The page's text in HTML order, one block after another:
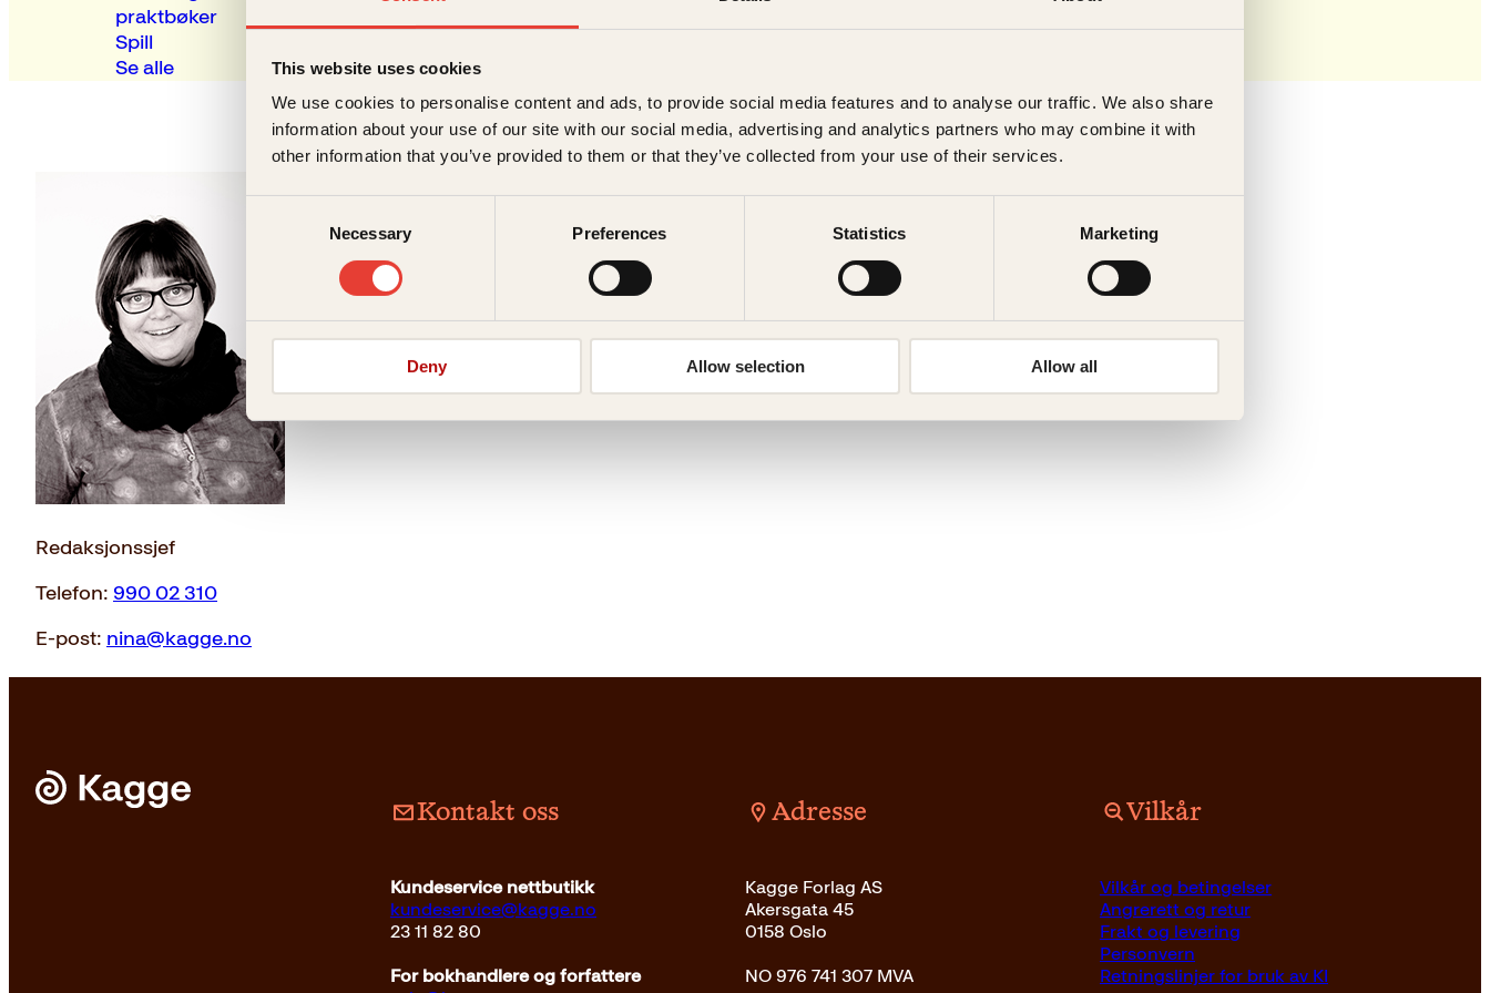
This website uses cookies
We use cookies to personalise content and ads, to provide social media features and to analyse our traffic. We also share
information about your use of our site with our social media, advertising and analytics partners who may combine it with
other information that you’ve provided to them or that they’ve collected from your use of their services.
Necessary Preferences Statistics Marketing
Deny Allow selection Allow all
praktbøker
Spill
Se alle
Nina Tandberg
Redaksjonssjef
Telefon: 990 02 310
E-post: nina@kagge.no
Kontakt oss
Kundeservice nettbutikk
kundeservice@kagge.no
23 11 82 80
For bokhandlere og forfattere
Adresse
Kagge Forlag AS
Akersgata 45
0158 Oslo
NO 976 741 307 MVA
Vilkår
Vilkår og betingelser
Angrerett og retur
Frakt og levering
Personvern
Retningslinjer for bruk av KI